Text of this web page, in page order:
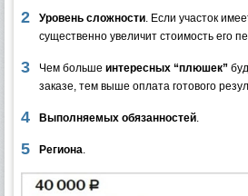
Уровень сложности . Если участок
существенно увеличит стоимость его
Чем больше интересных “плюшек”
заказе, тем выше оплата готового
Выполняемых обязанностей
Региона